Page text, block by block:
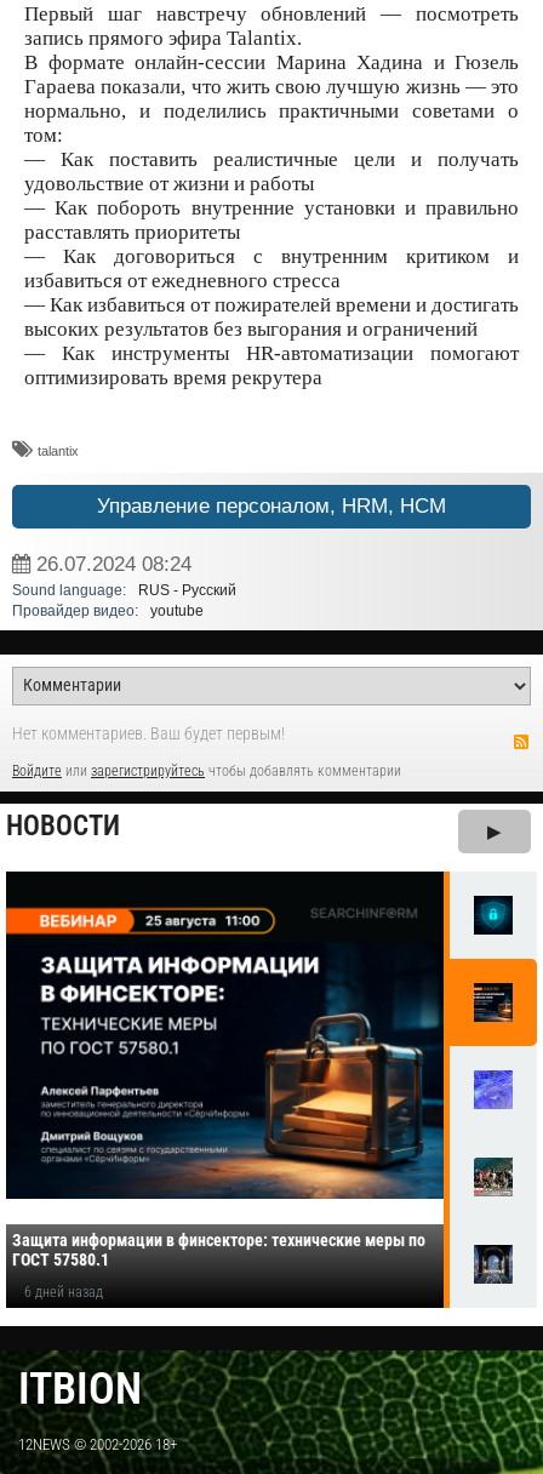
Первый шаг навстречу обновлений — посмотреть
запись прямого эфира Talantix.
В формате онлайн-сессии Марина Хадина и Гюзель
Гараева показали, что жить свою лучшую жизнь — это
нормально, и поделились практичными советами о
том:
— Как поставить реалистичные цели и получать
удовольствие от жизни и работы
— Как побороть внутренние установки и правильно
расставлять приоритеты
— Как договориться с внутренним критиком и
избавиться от ежедневного стресса
— Как избавиться от пожирателей времени и достигать
высоких результатов без выгорания и ограничений
— Как инструменты HR-автоматизации помогают
оптимизировать время рекрутера
talantix
Управление персоналом, HRM, НСM
26.07.2024 08:24
Sound language:
RUS - Русский
Провайдер видео:
youtube
Нет комментариев. Ваш будет первым!
Войдите или зарегистрируйтесь чтобы добавлять комментарии
НОВОСТИ ▶
Защита информации в финсекторе: технические меры по
ГОСТ 57580.1
6 дней назад
ITBION
12NEWS © 2002-2026 18+